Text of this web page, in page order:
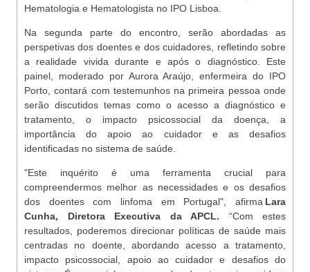
Hematologia e Hematologista no IPO Lisboa.
Na segunda parte do encontro, serão abordadas as
perspetivas dos doentes e dos cuidadores, refletindo sobre
a realidade vivida durante e após o diagnóstico. Este
painel, moderado por Aurora Araújo, enfermeira do IPO
Porto, contará com testemunhos na primeira pessoa onde
serão discutidos temas como o acesso a diagnóstico e
tratamento, o impacto psicossocial da doença, a
importância do apoio ao cuidador e as desafios
identificadas no sistema de saúde.
"Este inquérito é uma ferramenta crucial para
compreendermos melhor as necessidades e os desafios
dos doentes com linfoma em Portugal", afirma Lara
Cunha, Diretora Executiva da APCL. “Com estes
resultados, poderemos direcionar políticas de saúde mais
centradas no doente, abordando acesso a tratamento,
impacto psicossocial, apoio ao cuidador e desafios do